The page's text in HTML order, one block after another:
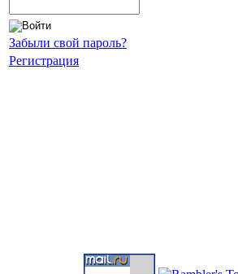
Забыли свой пароль?
Регистрация